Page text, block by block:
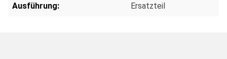
Ausführung: Ersatzteil